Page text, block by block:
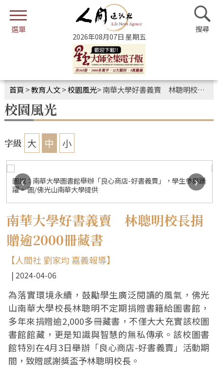
2026年08月07日 星期五
首頁 >教育人文>校園風光>南華大學好書義賣 林聰明校長捐贈逾2000冊藏書
校園風光
字級 大 中 小
圖說：南華大學圖書館舉辦「良心商店-好書義賣」，學生參與踴
躍。 圖/佛光山南華大學提供
‹ ›
南華大學好書義賣 林聰明校長捐
贈逾2000冊藏書
【人間社 劉家均 嘉義報導】
2024-04-06
為落實環境永續，鼓勵學生廣泛閱讀的風氣，佛光
山南華大學校長林聰明不定期捐贈書籍給圖書館，
多年來捐贈逾2,000多冊藏書，不僅大大充實該校圖
書館館藏，更是知識與智慧的無私傳承。該校圖書
館特別在4月3日舉辦「良心商店-好書義賣」活動期
間，致贈感謝獎盃予林聰明校長。